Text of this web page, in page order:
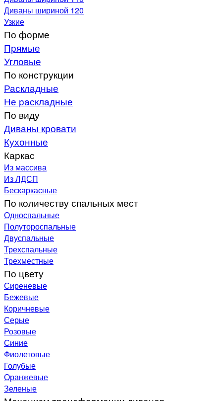
Диваны шириной 120
Узкие
По форме
Прямые
Угловые
По конструкции
Раскладные
Не раскладные
По виду
Диваны кровати
Кухонные
Каркас
Из массива
Из ЛДСП
Бескаркасные
По количеству спальных мест
Односпальные
Полутороспальные
Двуспальные
Трехспальные
Трехместные
По цвету
Сиреневые
Бежевые
Коричневые
Серые
Розовые
Синие
Фиолетовые
Голубые
Оранжевые
Зеленые